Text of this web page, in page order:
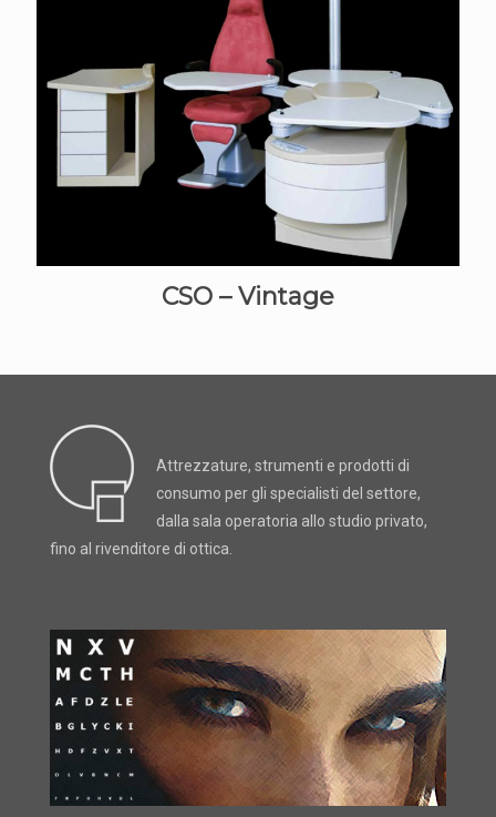
CSO – Vintage
Attrezzature, strumenti e prodotti di
consumo per gli specialisti del settore,
dalla sala operatoria allo studio privato,
fino al rivenditore di ottica.